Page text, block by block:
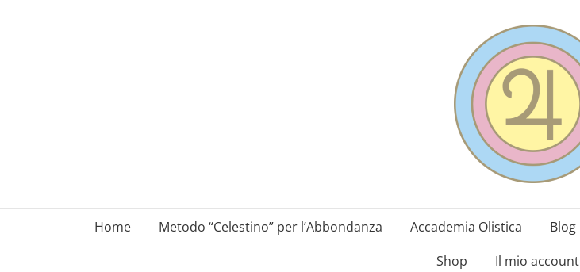
Home Metodo “Celestino” per l’Abbondanza Accademia Olistica Blog
Shop
Il mio account